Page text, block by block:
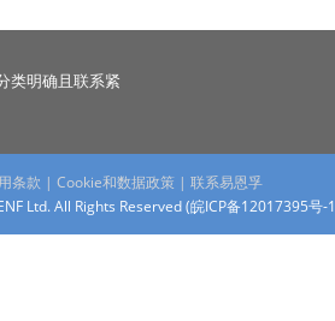
类明确且联系紧
条款 | Cookie和数据政策 | 联系易恩孚
Ltd. All Rights Reserved (皖ICP备12017395号-1